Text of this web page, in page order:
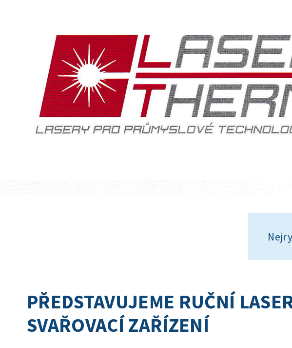
PŘEDSTAVUJEME RUČNÍ
SVAŘOVACÍ ZAŘÍZENÍ